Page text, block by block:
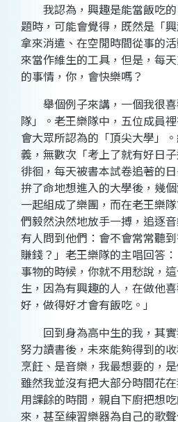
我認為，興趣是能當飯吃的
題時，可能會覺得，既然是「
拿來消遣、在空閒時間從事的
來當作維生的工具，但是，每
的事情，你，會快樂嗎？
舉個例子來講，一個我很
隊」。老王樂隊中，五位成員
會大眾所認為的「頂尖大學」
義，無數次「考上了就有好日
徘徊，每天被書本試卷追著的
拚了命地想進入的大學後，幾
一起組成了樂團，而在老王樂
們毅然決然地放手一搏，追逐
有人問到他們：會不會常常聽
賺錢？」老王樂隊的主唱回答
事物的時候，你就不用愁說，
生，因為有興趣的人，在做他
好，做得好才會有飯吃。」
回到身為高中生的我，其實
努力讀書後，未來能夠得到的
烹飪、是音樂，我最想要的，
雖然我並沒有把大部分時間花
用課餘的時間，親自下廚把想
來，甚至練習樂器為自己的歌